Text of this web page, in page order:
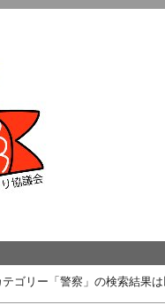
テゴリー「警察」の検索結果は